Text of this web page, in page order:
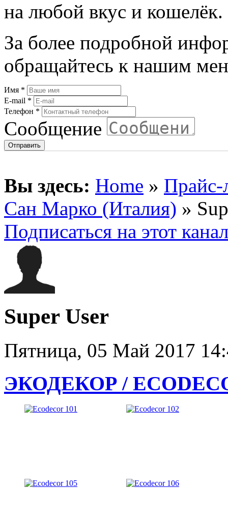
на любой вкус и кошелёк.
За более подробной
обращайтесь к нашим
Имя *
E-mail *
Телефон *
Сообщение
Вы здесь: Home » Прайс-
Сан Марко (Италия) »
Подписаться на этот
Super User
Пятница, 05 Май 2017
ЭКОДЕКОР /